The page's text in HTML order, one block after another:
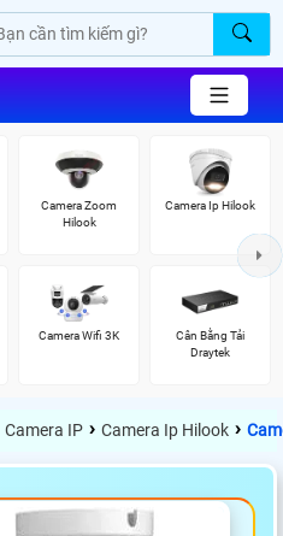
Camera Zoom
Hilook
Camera Ip Hilook
Camera Wifi 3K
Cân Bằng Tải
Draytek
Camera IP › Camera Ip Hilook ›